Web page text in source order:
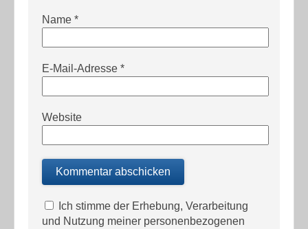
Name *
E-Mail-Adresse *
Website
Ich stimme der Erhebung, Verarbeitung
und Nutzung meiner personenbezogenen